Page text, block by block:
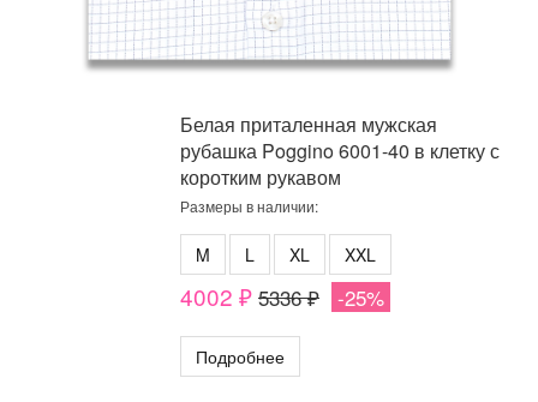
Белая приталенная мужская
рубашка Poggino 6001-40 в клетку с
коротким рукавом
Размеры в наличии:
M L XL XXL
4002 ₽ 5336 ₽ -25%
Подробнее